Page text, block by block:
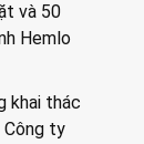
và 50
Hemlo
khai thác
Công ty